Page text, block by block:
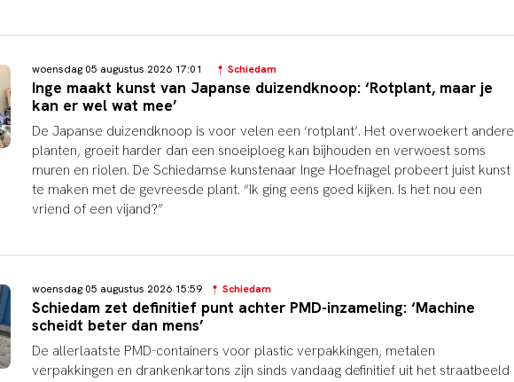
woensdag 05 augustus 2026 17:01 Schiedam
Inge maakt kunst van Japanse duizendknoop: ‘Rotplant, maar je
kan er wel wat mee’
De Japanse duizendknoop is voor velen een ‘rotplant’. Het overwoekert andere
planten, groeit harder dan een snoeiploeg kan bijhouden en verwoest soms
muren en riolen. De Schiedamse kunstenaar Inge Hoefnagel probeert juist kunst
te maken met de gevreesde plant. “Ik ging eens goed kijken. Is het nou een
vriend of een vijand?”
woensdag 05 augustus 2026 15:59 Schiedam
Schiedam zet definitief punt achter PMD-inzameling: ‘Machine
scheidt beter dan mens’
De allerlaatste PMD-containers voor plastic verpakkingen, metalen
verpakkingen en drankenkartons zijn sinds vandaag definitief uit het straatbeeld